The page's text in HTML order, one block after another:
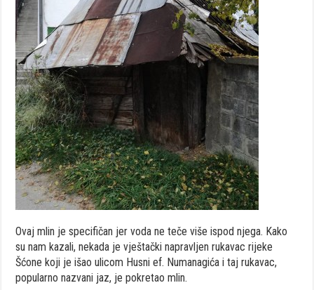
Ovaj mlin je specifičan jer voda ne teče više ispod njega. Kako
su nam kazali, nekada je vještački napravljen rukavac rijeke
Šćone koji je išao ulicom Husni ef. Numanagića i taj rukavac,
popularno nazvani jaz, je pokretao mlin.